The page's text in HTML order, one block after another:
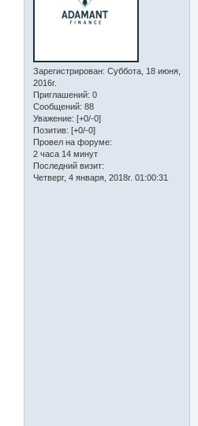
Зарегистрирован: Суббота, 18 июня,
2016г.
Приглашений: 0
Сообщений: 88
Уважение: [+0/-0]
Позитив: [+0/-0]
Провел на форуме:
2 часа 14 минут
Последний визит:
Четверг, 4 января, 2018г. 01:00:31